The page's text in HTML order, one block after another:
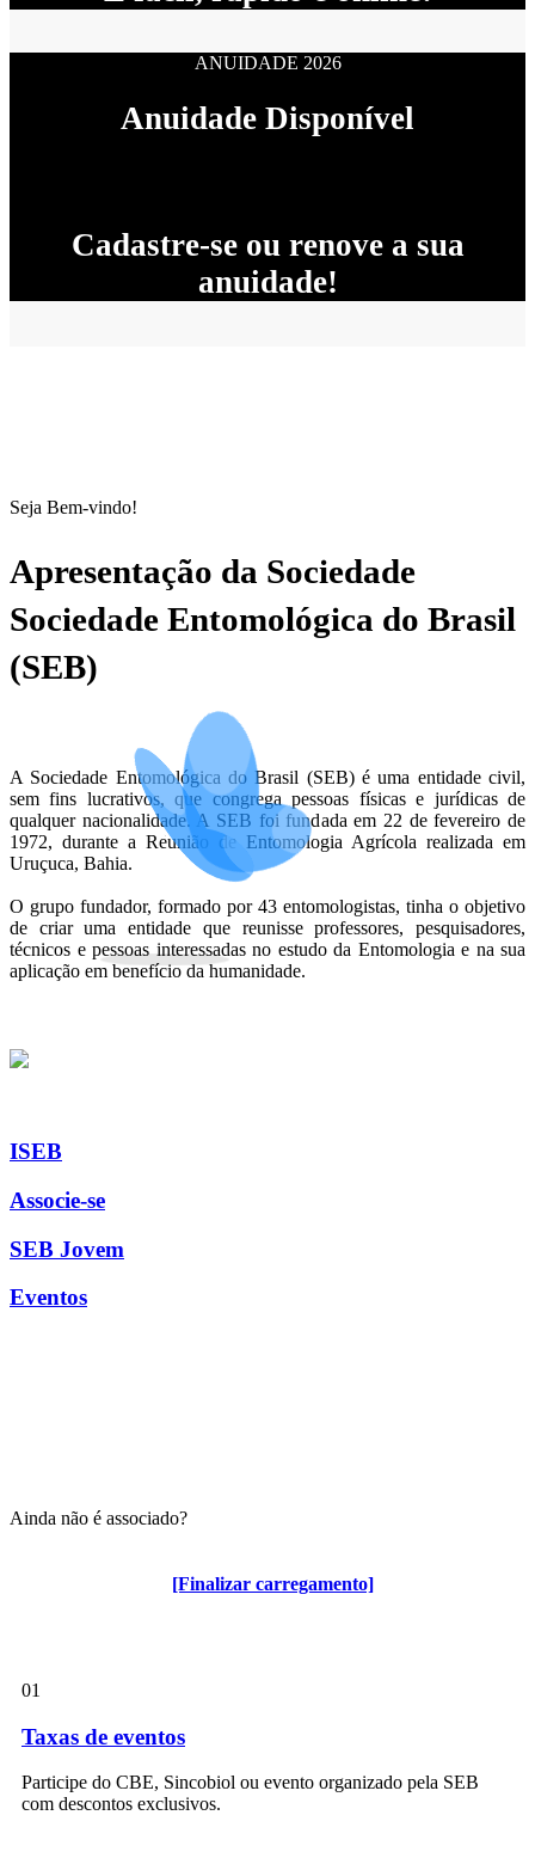
[Finalizar carregamento]
ANUIDADE 2026
Anuidade Disponível
Cadastre-se ou renove a sua
anuidade!
Seja Bem-vindo!
Apresentação da Sociedade
Sociedade Entomológica do Brasil
(SEB)
A Sociedade Entomológica do Brasil (SEB) é uma entidade civil,
sem fins lucrativos, que congrega pessoas físicas e jurídicas de
qualquer nacionalidade. A SEB foi fundada em 22 de fevereiro de
1972, durante a Reunião de Entomologia Agrícola realizada em
Uruçuca, Bahia.
O grupo fundador, formado por 43 entomologistas, tinha o objetivo
de criar uma entidade que reunisse professores, pesquisadores,
técnicos e pessoas interessadas no estudo da Entomologia e na sua
aplicação em benefício da humanidade.
ISEB
Associe-se
SEB Jovem
Eventos
Ainda não é associado?
Algumas vantagens para associados
01
Taxas de eventos
Participe do CBE, Sincobiol ou evento organizado pela SEB
com descontos exclusivos.